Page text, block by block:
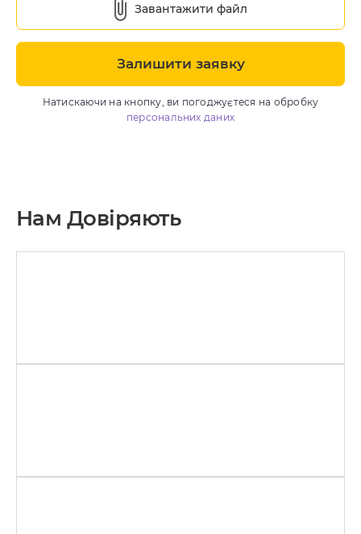
Натискаючи на кнопку, ви погоджуєтеся на обробку
персональних даних
Завантажити файл
Залишити заявку
Нам Довіряють